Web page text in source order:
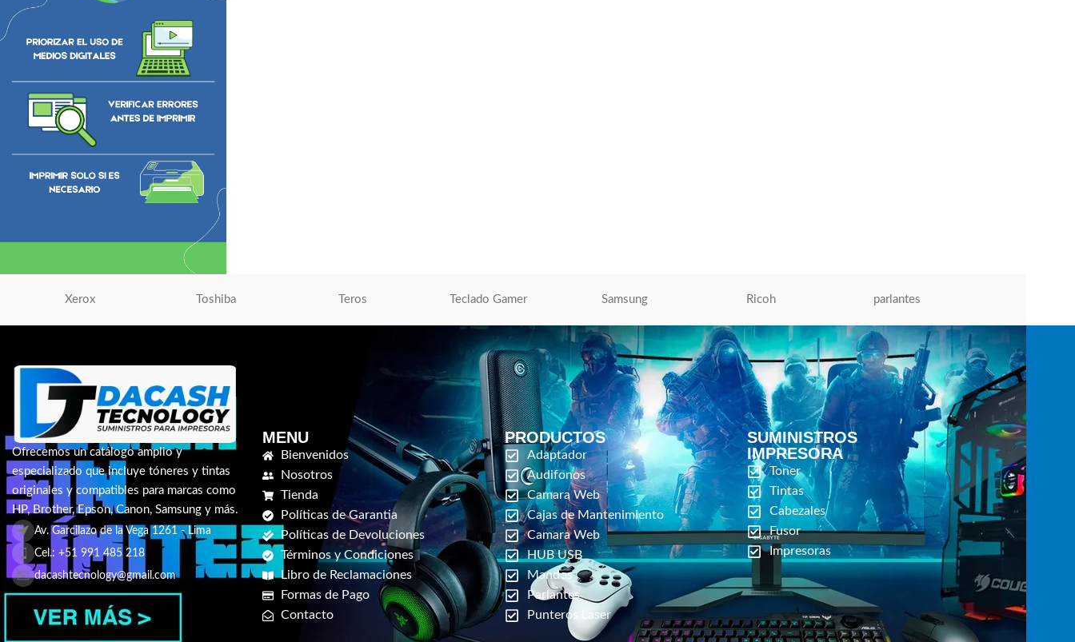
Xerox Toshiba Teros Teclado Gamer Samsung Ricoh parlantes
Ofrecemos un catálogo amplio y
especializado que incluye tóneres y tintas
originales y compatibles para marcas como
HP, Brother, Epson, Canon, Samsung y más.
Av. Garcilazo de la Vega 1261 - Lima
Cel.: +51 991 485 218
dacashtecnology@gmail.com
MENU
Bienvenidos
Nosotros
Tienda
Políticas de Garantia
Políticas de Devoluciones
Términos y Condiciones
Libro de Reclamaciones
Formas de Pago
Contacto
PRODUCTOS
Adaptador
Audifonos
Camara Web
Cajas de Mantenimiento
Camara Web
HUB USB
Mandos
Parlantes
Punteros Laser
SUMINISTROS
IMPRESORA
Toner
Tintas
Cabezales
Fusor
Impresoras